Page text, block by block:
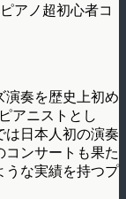
アノ超初心者コ
奏を歴史上初め
アニストとし
は日本人初の演奏
ンサートも果た
うな実績を持つプ